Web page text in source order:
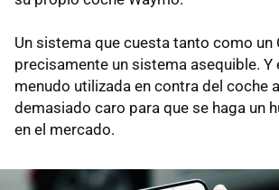
Un sistema que cuesta tanto como un
precisamente un sistema asequible. Y
menudo utilizada en contra del coche
demasiado caro para que se haga un
en el mercado.